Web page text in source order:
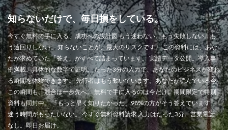
知らないだけで、毎日損をしている。
今すぐ無料で手に入る、成功への設計図 もう迷わない。もう失敗しない。も
う遠回りしない。 知らないことが、最大のリスクです。 この資料には、あな
たが求めていた「答え」がすべて詰まっています。 実績データ公開。導入事
例満載。具体的な数字で証明。 たった3分の入力で、あなたのビジネスが変わ
る瞬間を体験できます。 先行者はもう動いています。あなたが読んでいる今
この瞬間も、競合は一歩先へ。 無料で手に入るのは今だけ。期間限定で特別
資料も同封中。 「もっと早く知りたかった」98%の方がそう答えています。
迷う時間がもったいない。 今すぐ無料資料請求 入力はたった3分。営業電話
なし。即日お届け。